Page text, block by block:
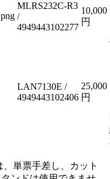
MLRS232C-R3
/
4949443102277
10,000
円
LAN7130E /
4949443102406
25,000
円
単票手差し、カット